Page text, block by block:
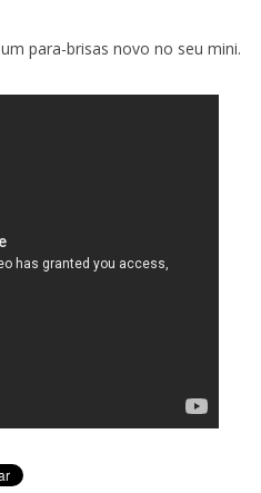
para-brisas novo no seu mini.